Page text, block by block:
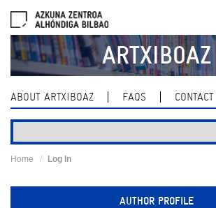
navigation
ARTXIBOAZ
ABOUT ARTXIBOAZ FAQS CONTACT
Home Log In
AUTHOR PROFILE